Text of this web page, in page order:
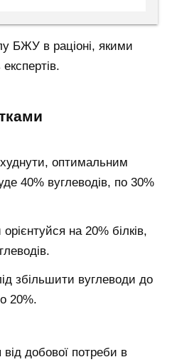
БЖУ в раціоні, якими
оптимальним
40% вуглеводів, по 30%
на 20% білків,
збільшити вуглеводи до
20%.
добової потреби в